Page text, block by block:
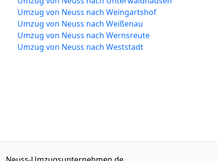
Umzug von Neuss nach Weingartshof
Umzug von Neuss nach Weißenau
Umzug von Neuss nach Wernsreute
Umzug von Neuss nach Weststadt